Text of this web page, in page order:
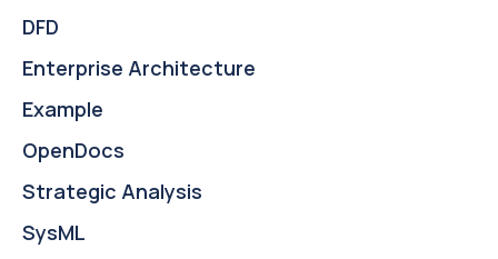
DFD
Enterprise Architecture
Example
OpenDocs
Strategic Analysis
SysML